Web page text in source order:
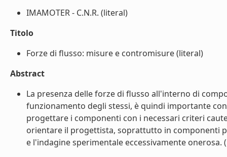
IMAMOTER - C.N.R. (literal)
Titolo
Forze di flusso: misure e contromisure (literal)
Abstract
La presenza delle forze di flusso all'interno di
funzionamento degli stessi, è quindi importante
progettare i componenti con i necessari criteri
orientare il progettista, soprattutto in componenti
e l'indagine sperimentale eccessivamente onerosa.